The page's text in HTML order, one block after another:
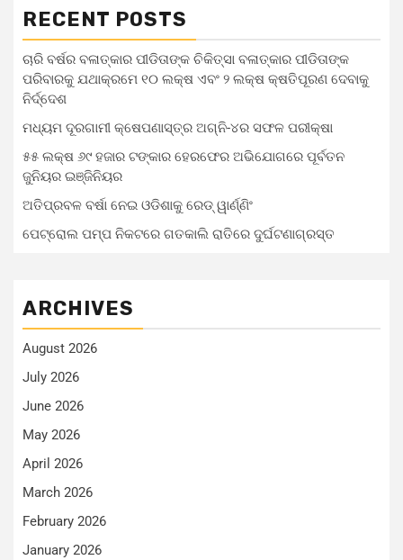
RECENT POSTS
ଚାରି ବର୍ଷର ବଳାତ୍କାର ପୀଡିତାଙ୍କ ଚିକିତ୍ସା ବଳାତ୍କାର ପୀଡିତାଙ୍କ
ପରିବାରକୁ ଯଥାକ୍ରମେ ୧୦ ଲକ୍ଷ ଏବଂ ୨ ଲକ୍ଷ କ୍ଷତିପୂରଣ ଦେବାକୁ
ନିର୍ଦ୍ଦେଶ
ମଧ୍ୟମ ଦୂରଗାମୀ କ୍ଷେପଣାସ୍ତ୍ର ଅଗ୍ନି-୪ର ସଫଳ ପରୀକ୍ଷା
୫୫ ଲକ୍ଷ ୬୯ ହଜାର ଟଙ୍କାର ହେରଫେର ଅଭିଯୋଗରେ ପୂର୍ବତନ
ଜୁନିୟର ଇଞ୍ଜିନିୟର
ଅତିପ୍ରବଳ ବର୍ଷା ନେଇ ଓଡିଶାକୁ ରେଡ୍ ୱାର୍ଣ୍ଣିଂ
ପେଟ୍ରୋଲ ପମ୍ପ ନିକଟରେ ଗତକାଲି ରାତିରେ ଦୁର୍ଘଟଣାଗ୍ରସ୍ତ
ARCHIVES
August 2026
July 2026
June 2026
May 2026
April 2026
March 2026
February 2026
January 2026